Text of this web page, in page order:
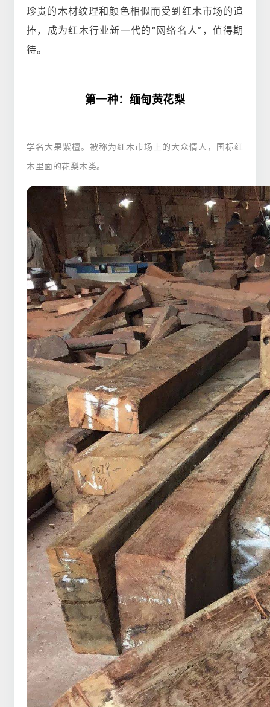
珍贵的木材纹理和颜色相似而受到红木市场的追
捧，成为红木行业新一代的“网络名人”，值得期
待。
第一种：缅甸黄花梨
学名大果紫檀。被称为红木市场上的大众情人，国标红
木里面的花梨木类。